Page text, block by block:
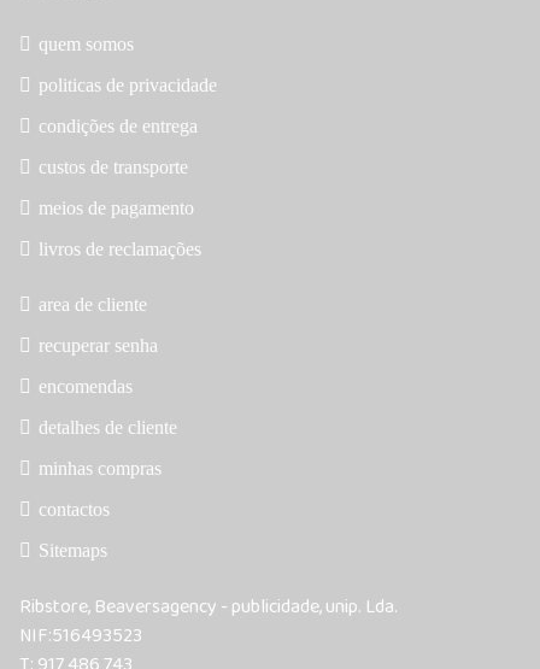
quem somos
politicas de privacidade
condições de entrega
custos de transporte
meios de pagamento
livros de reclamações
area de cliente
recuperar senha
encomendas
detalhes de cliente
minhas compras
contactos
Sitemaps
Ribstore, Beaversagency - publicidade, unip. Lda.
NIF:516493523